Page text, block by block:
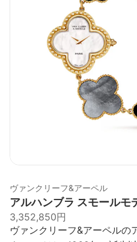
ヴァンクリーフ&アーペル
アルハンブラ スモールモ
3,352,850円
ヴァンクリーフ&アーペルの